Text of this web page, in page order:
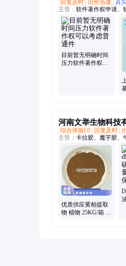
回复及时 出价迅速 真
主营： 软件著作权申请、
目前暂无明确时间
压力软件著作权可
河南文举生物科技
综合体验L0
回复及时
主营： 卡拉胶、魔芋胶、
海藻酸钠、纳他酶素、
酸钠、普鲁兰多糖、乳
优质供应黄柏提取
物 植物 25KG/箱 麦